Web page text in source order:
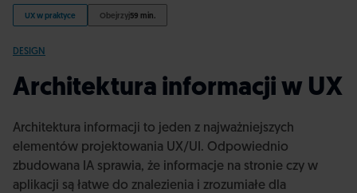
UX w praktyce Obejrzyj59 min.
DESIGN
Architektura informacji w UX
Architektura informacji to jeden z najważniejszych
elementów projektowania UX/UI. Odpowiednio
zbudowana IA sprawia, że informacje na stronie czy w
aplikacji są łatwe do znalezienia i zrozumiałe dla